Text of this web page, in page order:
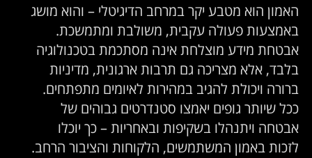
הוא מטבע יקר במרחב הדיגיטלי – והוא מושג
פעולה עקבית, משולבת ומתמשכת.
מידע מוצלחת אינה מסתכמת בטכנולוגיה
אלא מצריכה גם תרבות ארגונית, מדיניות
ויכולת להגיב במהירות לאיומים מתפתחים.
שיותר גופים יאמצו סטנדרטים גבוהים של
ויתנהלו בשקיפות ובאחריות – כך יוכלו
באמון המשתמשים, הלקוחות והציבור הרחב.